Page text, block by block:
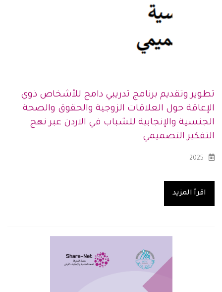
تطوير وتقديم برنامج تدريبي دامج للأشخاص ذوي
الإعاقة حول العلاقات الزوجية والحقوق والصحة
الجنسية والإنجابية للشباب في الاردن عبر نهج
التفكير التصميمي
2025
اقرأ المزيد